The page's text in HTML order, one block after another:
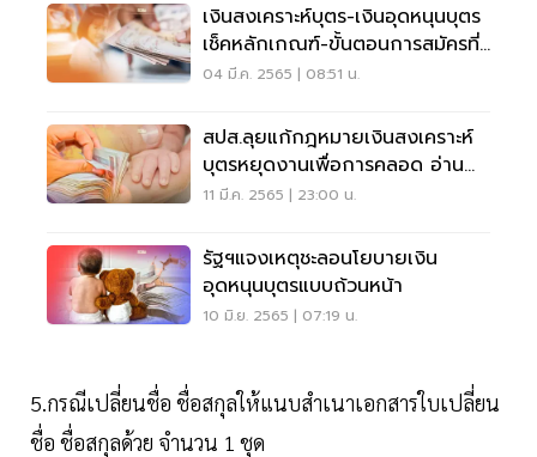
เงินสงเคราะห์บุตร-เงินอุดหนุนบุตร
เช็คหลักเกณฑ์-ขั้นตอนการสมัครที่
นี่
04 มี.ค. 2565 | 08:51 น.
สปส.ลุยแก้กฎหมายเงินสงเคราะห์
บุตรหยุดงานเพื่อการคลอด อ่าน
ครบจบที่นี่
11 มี.ค. 2565 | 23:00 น.
รัฐฯแจงเหตุชะลอนโยบายเงิน
อุดหนุนบุตรแบบถ้วนหน้า
10 มิ.ย. 2565 | 07:19 น.
5.กรณีเปลี่ยนชื่อ ชื่อสกุลให้แนบสำเนาเอกสารใบเปลี่ยน
ชื่อ ชื่อสกุลด้วย จำนวน 1 ชุด